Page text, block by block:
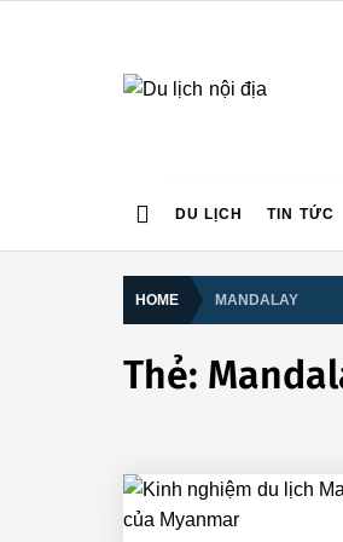
DU LỊCH TIN TỨC
HOME MANDALAY
Thẻ: